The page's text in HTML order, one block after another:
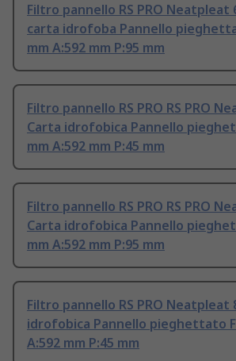
Filtro pannello RS PRO Neatpleat
carta idrofoba Pannello
mm A:592 mm P:95 mm
Filtro pannello RS PRO RS PRO
Carta idrofobica Pannello
mm A:592 mm P:45 mm
Filtro pannello RS PRO RS PRO
Carta idrofobica Pannello
mm A:592 mm P:95 mm
Filtro pannello RS PRO Neatpleat
idrofobica Pannello pieghettato
A:592 mm P:45 mm